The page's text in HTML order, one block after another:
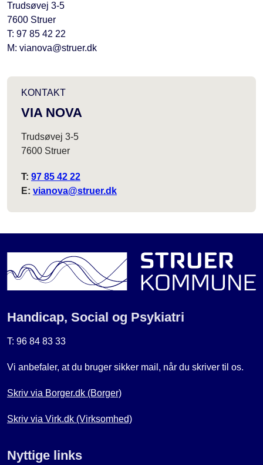
Trudsøvej 3-5
7600 Struer
T: 97 85 42 22
M: vianova@struer.dk
KONTAKT
VIA NOVA
Trudsøvej 3-5
7600 Struer
T: 97 85 42 22
E: vianova@struer.dk
Handicap, Social og Psykiatri
T: 96 84 83 33
Vi anbefaler, at du bruger sikker mail, når du skriver til os.
Skriv via Borger.dk (Borger)
Skriv via Virk.dk (Virksomhed)
Nyttige links